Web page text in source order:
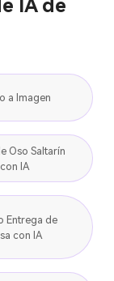
IA de
a Imagen
Oso Saltarín
con IA
Entrega de
con IA